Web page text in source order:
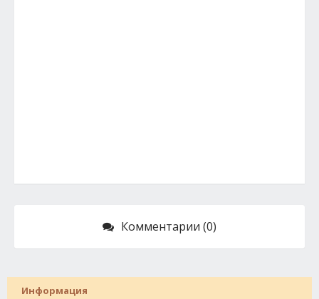
Комментарии (0)
Информация